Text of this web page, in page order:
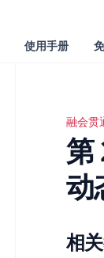
使用手册
第
融会贯
第
动
相